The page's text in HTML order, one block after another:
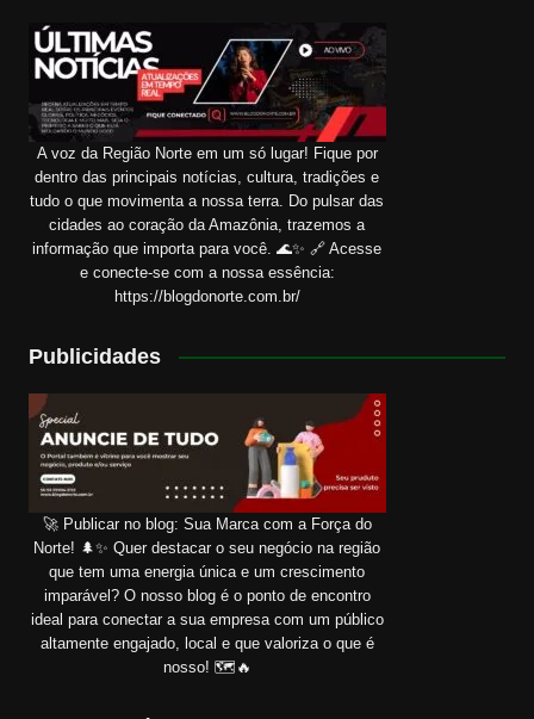
A voz da Região Norte em um só lugar! Fique por
dentro das principais notícias, cultura, tradições e
tudo o que movimenta a nossa terra. Do pulsar das
cidades ao coração da Amazônia, trazemos a
informação que importa para você. 🌊✨ 🔗 Acesse
e conecte-se com a nossa essência:
https://blogdonorte.com.br/
Publicidades
🚀 Publicar no blog: Sua Marca com a Força do
Norte! 🌲✨ Quer destacar o seu negócio na região
que tem uma energia única e um crescimento
imparável? O nosso blog é o ponto de encontro
ideal para conectar a sua empresa com um público
altamente engajado, local e que valoriza o que é
nosso! 🗺️🔥